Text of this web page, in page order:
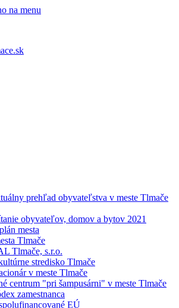
na menu
prehľad obyvateľstva v meste Tlmače
obyvateľov, domov a bytov 2021
mesta
Tlmače
Tlmače, s.r.o.
stredisko Tlmače
v meste Tlmače
centrum "pri šampusárni" v meste Tlmače
zamestnanca
EÚ